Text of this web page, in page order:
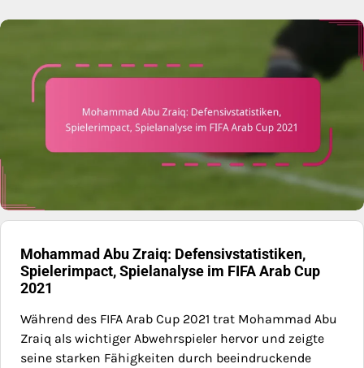
Mohammad Abu Zraiq: Defensivstatistiken,
Spielerimpact, Spielanalyse im FIFA Arab Cup
2021
Während des FIFA Arab Cup 2021 trat Mohammad Abu
Zraiq als wichtiger Abwehrspieler hervor und zeigte
seine starken Fähigkeiten durch beeindruckende